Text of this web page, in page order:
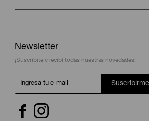
Newsletter
¡Suscribite y recibí todas nuestras novedades!
Suscribirme
 